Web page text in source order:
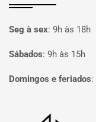
Seg à sex: 9h às 18h
Sábados: 9h às 15h
Domingos e feriados:
Página inicial